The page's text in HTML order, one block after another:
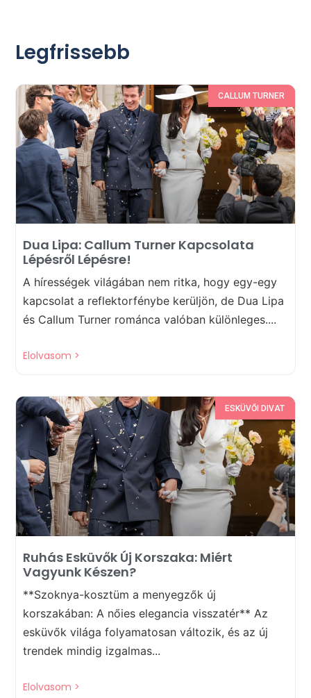
Legfrissebb
CALLUM TURNER
Dua Lipa: Callum Turner Kapcsolata
Lépésről Lépésre!
A hírességek világában nem ritka, hogy egy-egy
kapcsolat a reflektorfénybe kerüljön, de Dua Lipa
és Callum Turner románca valóban különleges....
Elolvasom >
ESKÜVŐI DIVAT
Ruhás Esküvők Új Korszaka: Miért
Vagyunk Készen?
**Szoknya-kosztüm a menyegzők új
korszakában: A nőies elegancia visszatér** Az
esküvők világa folyamatosan változik, és az új
trendek mindig izgalmas...
Elolvasom >